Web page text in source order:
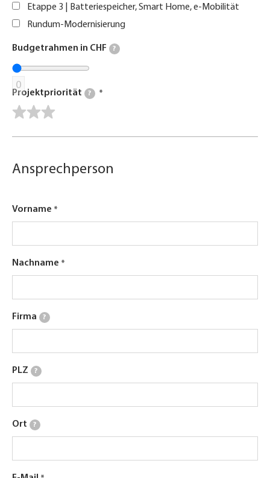
Etappe 3 | Batteriespeicher, Smart Home, e-Mobilität
Rundum-Modernisierung
Budgetrahmen in CHF ?
0
Projektpriorität ?
Ansprechperson
Vorname
Nachname
Firma ?
PLZ ?
Ort ?